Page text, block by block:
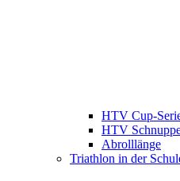
HTV Cup-
HTV
Abrolllänge
Triathlon in der